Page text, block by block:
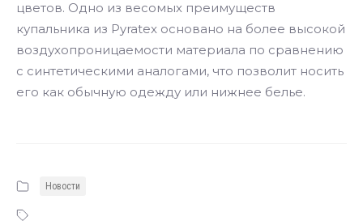
цветов. Одно из весомых преимуществ
купальника из Pyratex основано на более высокой
воздухопроницаемости материала по сравнению
с синтетическими аналогами, что позволит носить
его как обычную одежду или нижнее белье.
Новости